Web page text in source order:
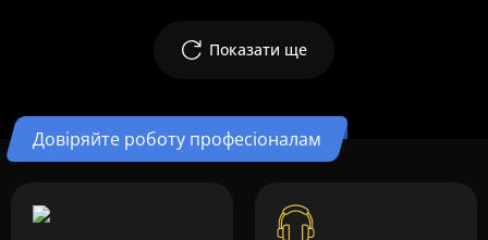
Показати ще
Довіряйте роботу професіоналам